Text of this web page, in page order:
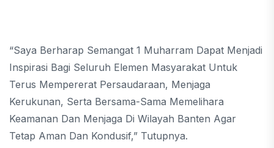
“Saya Berharap Semangat 1 Muharram Dapat Menjadi
Inspirasi Bagi Seluruh Elemen Masyarakat Untuk
Terus Mempererat Persaudaraan, Menjaga
Kerukunan, Serta Bersama-Sama Memelihara
Keamanan Dan Menjaga Di Wilayah Banten Agar
Tetap Aman Dan Kondusif,” Tutupnya.